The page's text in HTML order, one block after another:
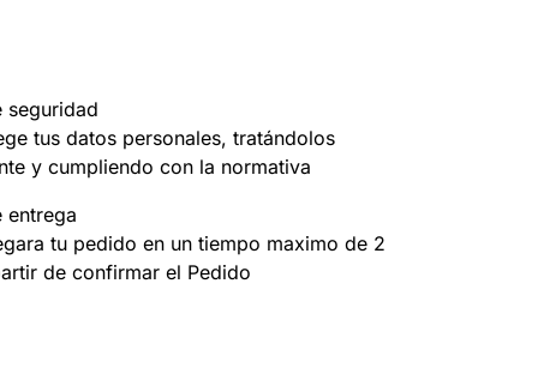
seguridad
tus datos personales, tratándolos
y cumpliendo con la normativa
entrega
tu pedido en un tiempo maximo de 2
de confirmar el Pedido